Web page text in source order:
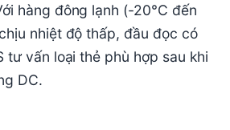
hàng đông lạnh (-20°C đến
nhiệt độ thấp, đầu đọc có
tư vấn loại thẻ phù hợp sau khi
DC.